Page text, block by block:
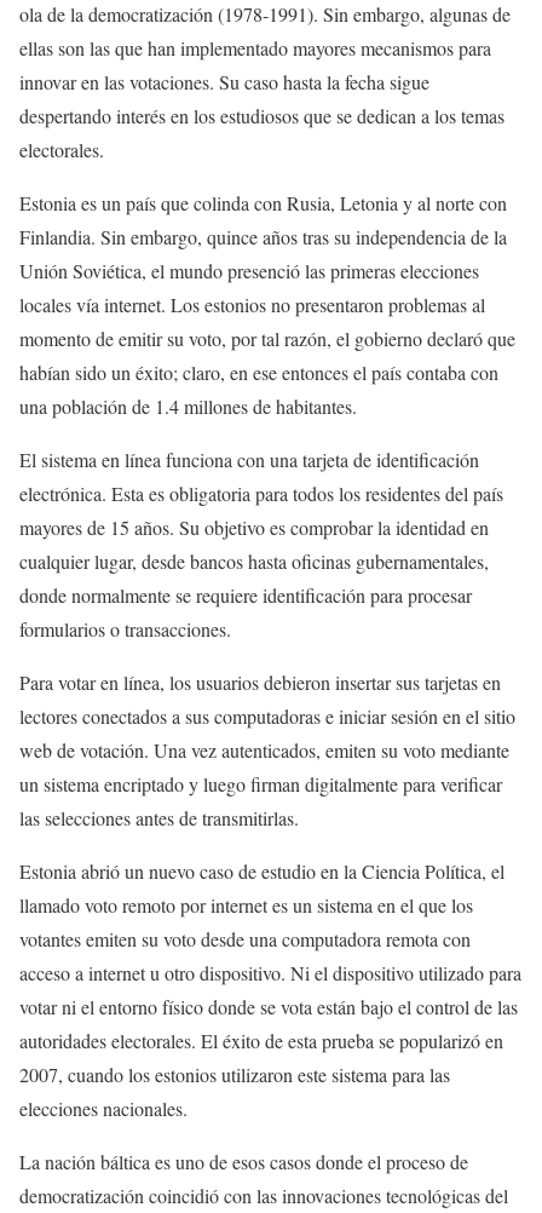
ola de la democratización (1978-1991). Sin embargo, algunas de
ellas son las que han implementado mayores mecanismos para
innovar en las votaciones. Su caso hasta la fecha sigue
despertando interés en los estudiosos que se dedican a los temas
electorales.
Estonia es un país que colinda con Rusia, Letonia y al norte con
Finlandia. Sin embargo, quince años tras su independencia de la
Unión Soviética, el mundo presenció las primeras elecciones
locales vía internet. Los estonios no presentaron problemas al
momento de emitir su voto, por tal razón, el gobierno declaró que
habían sido un éxito; claro, en ese entonces el país contaba con
una población de 1.4 millones de habitantes.
El sistema en línea funciona con una tarjeta de identificación
electrónica. Esta es obligatoria para todos los residentes del país
mayores de 15 años. Su objetivo es comprobar la identidad en
cualquier lugar, desde bancos hasta oficinas gubernamentales,
donde normalmente se requiere identificación para procesar
formularios o transacciones.
Para votar en línea, los usuarios debieron insertar sus tarjetas en
lectores conectados a sus computadoras e iniciar sesión en el sitio
web de votación. Una vez autenticados, emiten su voto mediante
un sistema encriptado y luego firman digitalmente para verificar
las selecciones antes de transmitirlas.
Estonia abrió un nuevo caso de estudio en la Ciencia Política, el
llamado voto remoto por internet es un sistema en el que los
votantes emiten su voto desde una computadora remota con
acceso a internet u otro dispositivo. Ni el dispositivo utilizado para
votar ni el entorno físico donde se vota están bajo el control de las
autoridades electorales. El éxito de esta prueba se popularizó en
2007, cuando los estonios utilizaron este sistema para las
elecciones nacionales.
La nación báltica es uno de esos casos donde el proceso de
democratización coincidió con las innovaciones tecnológicas del